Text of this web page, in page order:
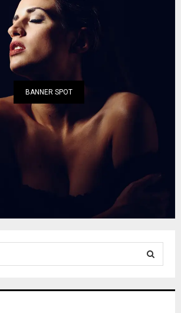
BANNER SPOT